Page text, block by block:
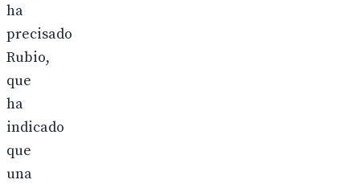
ha
precisado
Rubio,
que
ha
indicado
que
una